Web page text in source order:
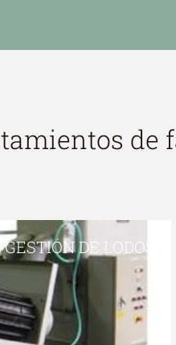
de
DE LODOS